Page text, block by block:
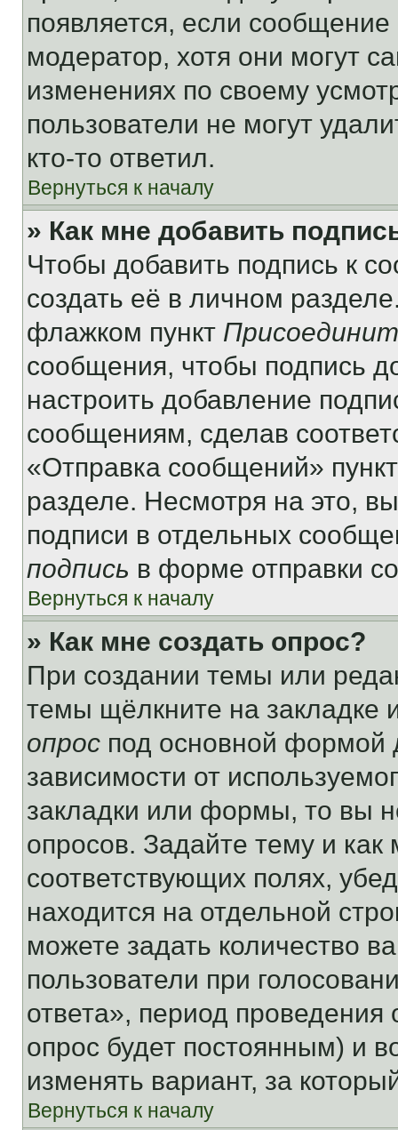
появляется, если
модератор, хотя они могут
изменениях по своему
пользователи не могут
кто-то ответил.
Вернуться к началу
» Как мне добавить
Чтобы добавить подпись к
создать её в личном
флажком пункт
сообщения, чтобы подпись
настроить добавление
сообщениям, сделав
«Отправка сообщений»
разделе. Несмотря на это,
подписи в отдельных
подпись в форме отправки
Вернуться к началу
» Как мне создать опрос?
При создании темы или
темы щёлкните на
опрос под основной формой
зависимости от
закладки или формы, то вы
опросов. Задайте тему и
соответствующих полях,
находится на отдельной
можете задать количество
пользователи при
ответа», период проведения
опрос будет постоянным) и
изменять вариант, за
Вернуться к началу